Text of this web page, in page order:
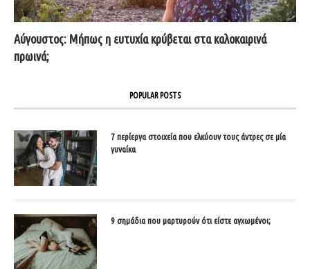
Αύγουστος: Μήπως η ευτυχία κρύβεται στα καλοκαιρινά
πρωινά;
POPULAR POSTS
7 περίεργα στοιχεία που ελκύουν τους άντρες σε μία
γυναίκα
9 σημάδια που μαρτυρούν ότι είστε αγχωμένοι;